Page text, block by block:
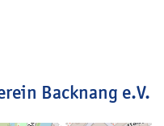
Backnang e.V.